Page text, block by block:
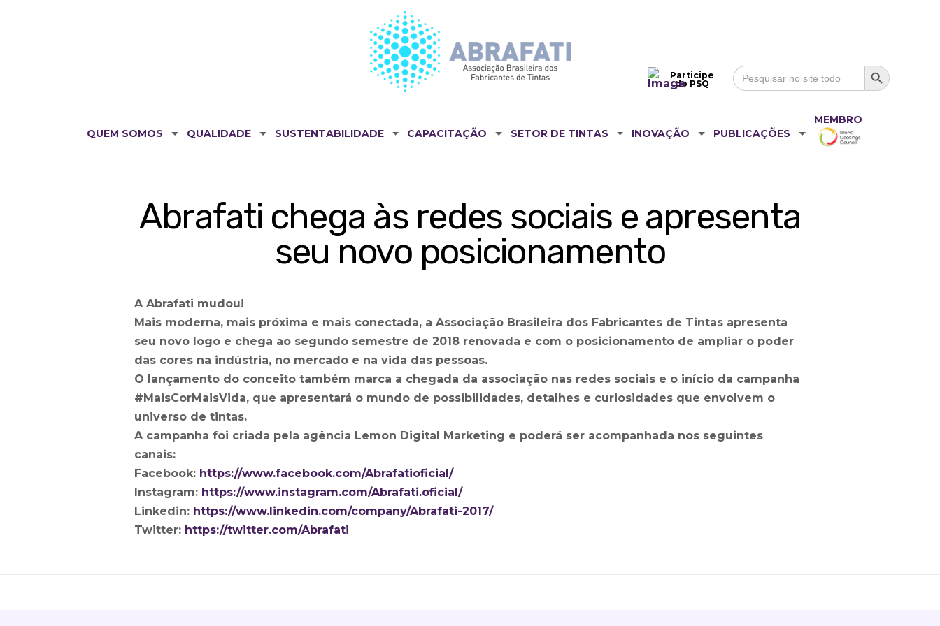
Participe
do PSQ
Search
for:
Search Button
QUEM SOMOS QUALIDADE SUSTENTABILIDADE CAPACITAÇÃO SETOR DE TINTAS INOVAÇÃO PUBLICAÇÕES
MEMBRO
Abrafati chega às redes sociais e apresenta
seu novo posicionamento
A Abrafati mudou!
Mais moderna, mais próxima e mais conectada, a Associação Brasileira dos Fabricantes de Tintas apresenta
seu novo logo e chega ao segundo semestre de 2018 renovada e com o posicionamento de ampliar o poder
das cores na indústria, no mercado e na vida das pessoas.
O lançamento do conceito também marca a chegada da associação nas redes sociais e o início da campanha
#MaisCorMaisVida, que apresentará o mundo de possibilidades, detalhes e curiosidades que envolvem o
universo de tintas.
A campanha foi criada pela agência Lemon Digital Marketing e poderá ser acompanhada nos seguintes
canais:
Facebook: https://www.facebook.com/Abrafatioficial/
Instagram: https://www.instagram.com/Abrafati.oficial/
Linkedin: https://www.linkedin.com/company/Abrafati-2017/
Twitter: https://twitter.com/Abrafati